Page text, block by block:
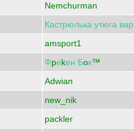
Nemchurman
Кастрюлька утюга
amsport1
Фpеkен Бoк™
Adwian
new_nik
packler